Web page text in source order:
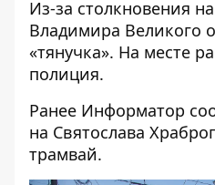
Из-за столкновения
Владимира Великого
«тянучка». На месте
полиция.
Ранее Информатор
на Святослава
трамвай.